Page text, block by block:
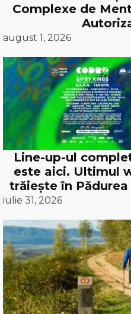
Complexe de
august 1, 2026
Line-up-ul
este aici. Ultimul
trăiește în
iulie 31, 2026